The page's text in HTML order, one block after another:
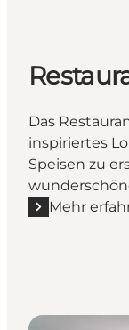
Das
inspiriertes
Speisen zu
Mehr
Mehr